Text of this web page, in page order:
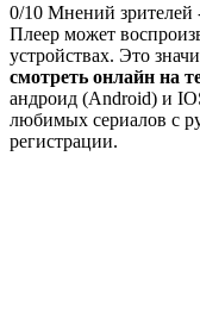
0/10 Мнений зрителей
Плеер может
устройствах. Это
смотреть онлайн на
андроид (Android) и
любимых сериалов с
регистрации.